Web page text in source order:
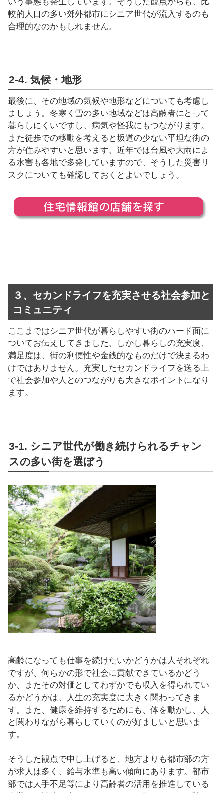
較的人口の多い郊外都市にシニア世代が流入するのも
合理的なのかもしれません。
2-4. 気候・地形
最後に、その地域の気候や地形などについても考慮し
ましょう。冬寒く雪の多い地域などは高齢者にとって
暮らしにくいですし、病気や怪我にもつながります。
また徒歩での移動を考えると坂道の少ない平坦な街の
方が住みやすいと思います。近年では台風や大雨によ
る水害も各地で多発していますので、そうした災害リ
スクについても確認しておくとよいでしょう。
３、セカンドライフを充実させる社会参加と
コミュニティ
ここまではシニア世代が暮らしやすい街のハード面に
ついてお伝えしてきました。しかし暮らしの充実度、
満足度は、街の利便性や金銭的なものだけで決まるわ
けではありません。充実したセカンドライフを送る上
で社会参加や人とのつながりも大きなポイントになり
ます。
3-1. シニア世代が働き続けられるチャン
スの多い街を選ぼう
高齢になっても仕事を続けたいかどうかは人それぞれ
ですが、何らかの形で社会に貢献できているかどう
か、またその対価としてわずかでも収入を得られてい
るかどうかは、人生の充実度に大きく関わってきま
す。また、健康を維持するためにも、体を動かし、人
と関わりながら暮らしていくのが好ましいと思いま
す。
そうした観点で申し上げると、地方よりも都市部の方
が求人は多く、給与水準も高い傾向にあります。都市
部では人手不足等により高齢者の活用を推進している